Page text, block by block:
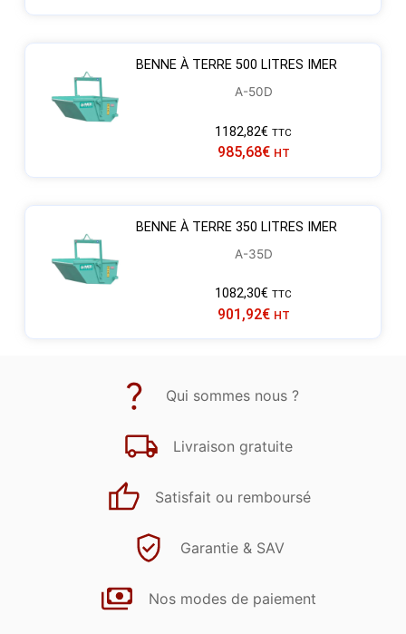
BENNE À TERRE 500 LITRES IMER
A-50D
1182,82€ TTC
985,68€ HT
BENNE À TERRE 350 LITRES IMER
A-35D
1082,30€ TTC
901,92€ HT
Qui sommes nous ?
Livraison gratuite
Satisfait ou remboursé
Garantie & SAV
Nos modes de paiement